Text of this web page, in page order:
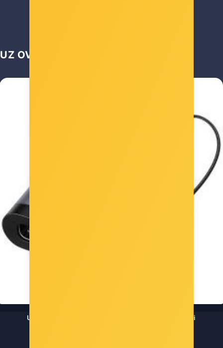
UZ OVAJ ARTIKL UZELI SU JOŠ...
UGREEN adapter USB 3.1 C (Ž) na USB-A 3.0 (M), sivi